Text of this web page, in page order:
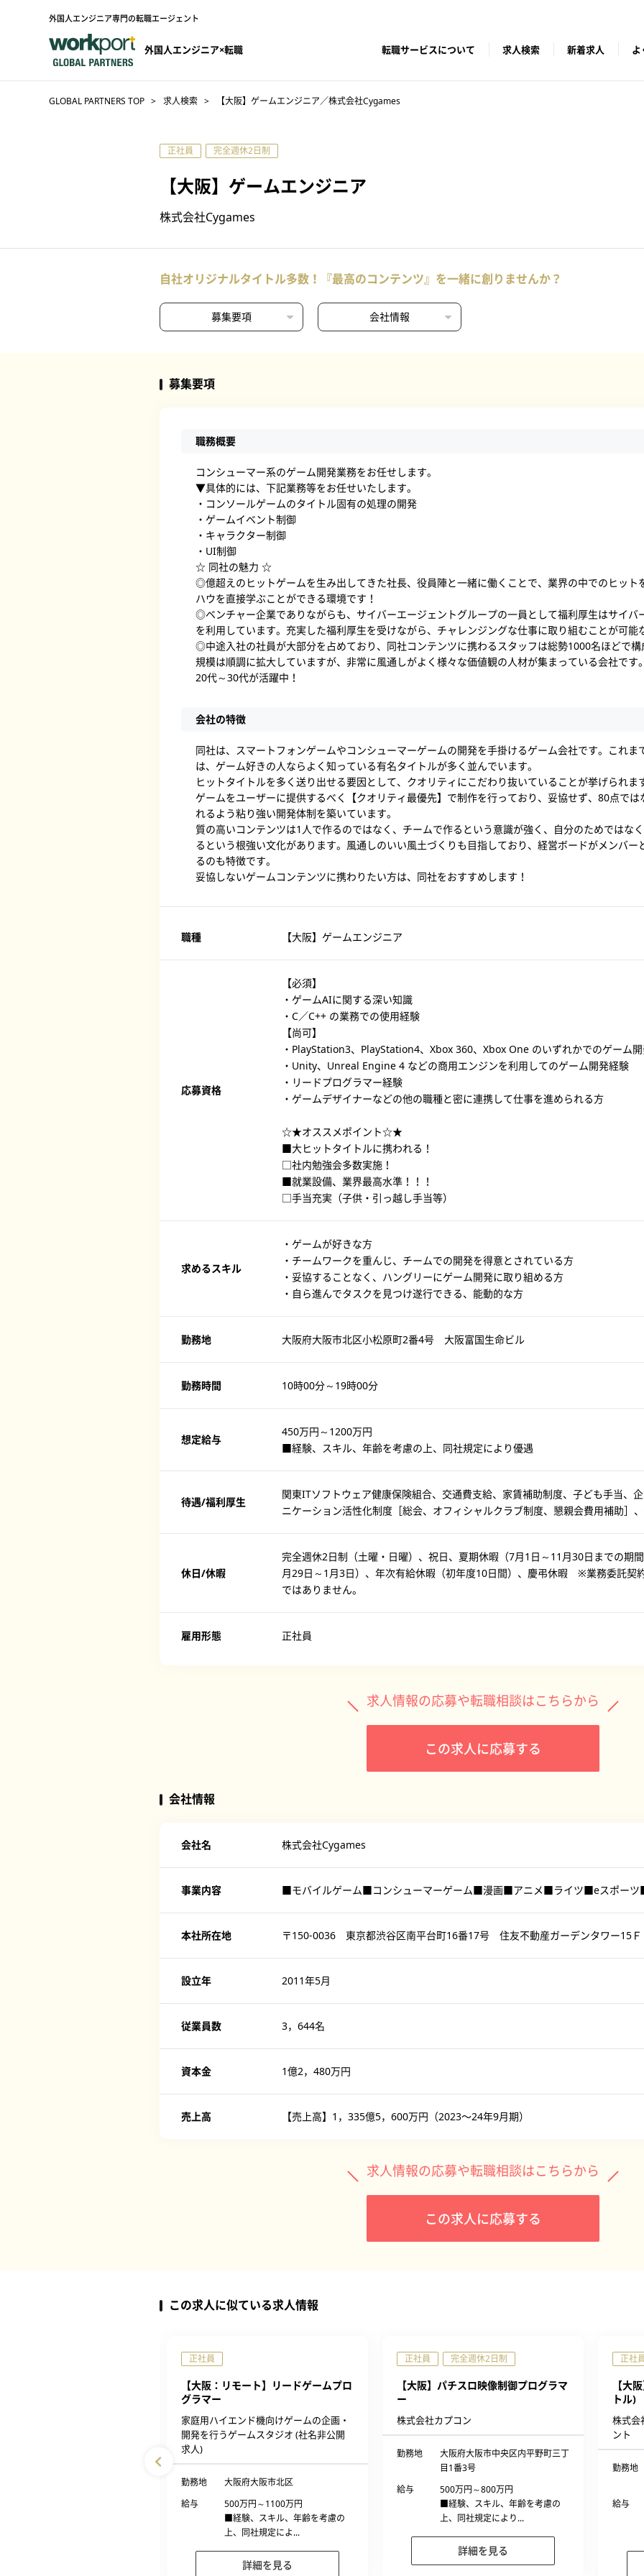
外国人エンジニア専門の転職エージェント
外国人エンジニア×転職 転職サービスについて 求人検索 新着求人 よ
GLOBAL PARTNERS TOP 求人検索 【大阪】ゲームエンジニア／株式会社Cygames
正社員 完全週休2日制
【大阪】ゲームエンジニア
株式会社Cygames
自社オリジナルタイトル多数！『最高のコンテンツ』を一緒に創りませんか？
募集要項 会社情報
募集要項
職務概要
コンシューマー系のゲーム開発業務をお任せします。
▼具体的には、下記業務等をお任せいたします。
・コンソールゲームのタイトル固有の処理の開発
・ゲームイベント制御
・キャラクター制御
・UI制御
☆ 同社の魅力 ☆
◎億超えのヒットゲームを生み出してきた社長、役員陣と一緒に働くことで、業界の中でのヒット
ハウを直接学ぶことができる環境です！
◎ベンチャー企業でありながらも、サイバーエージェントグループの一員として福利厚生はサイバ
を利用しています。充実した福利厚生を受けながら、チャレンジングな仕事に取り組むことが可能
◎中途入社の社員が大部分を占めており、同社コンテンツに携わるスタッフは総勢1000名ほどで構
規模は順調に拡大していますが、非常に風通しがよく様々な価値観の人材が集まっている会社です。
20代～30代が活躍中！
会社の特徴
同社は、スマートフォンゲームやコンシューマーゲームの開発を手掛けるゲーム会社です。これま
は、ゲーム好きの人ならよく知っている有名タイトルが多く並んでいます。
ヒットタイトルを多く送り出せる要因として、クオリティにこだわり抜いていることが挙げられま
ゲームをユーザーに提供するべく【クオリティ最優先】で制作を行っており、妥協せず、80点で
れるよう粘り強い開発体制を築いています。
質の高いコンテンツは1人で作るのではなく、チームで作るという意識が強く、自分のためではな
るという根強い文化があります。風通しのいい風土づくりも目指しており、経営ボードがメンバー
るのも特徴です。
妥協しないゲームコンテンツに携わりたい方は、同社をおすすめします！
職種 【大阪】ゲームエンジニア
応募資格
【必須】
・ゲームAIに関する深い知識
・C／C++ の業務での使用経験
【尚可】
・PlayStation3、PlayStation4、Xbox 360、Xbox One のいずれかでのゲーム
・Unity、Unreal Engine 4 などの商用エンジンを利用してのゲーム開発経験
・リードプログラマー経験
・ゲームデザイナーなどの他の職種と密に連携して仕事を進められる方
☆★オススメポイント☆★
■大ヒットタイトルに携われる！
□社内勉強会多数実施！
■就業設備、業界最高水準！！！
□手当充実（子供・引っ越し手当等）
求めるスキル
・ゲームが好きな方
・チームワークを重んじ、チームでの開発を得意とされている方
・妥協することなく、ハングリーにゲーム開発に取り組める方
・自ら進んでタスクを見つけ遂行できる、能動的な方
勤務地 大阪府大阪市北区小松原町2番4号 大阪富国生命ビル
勤務時間 10時00分～19時00分
想定給与
450万円～1200万円
■経験、スキル、年齢を考慮の上、同社規定により優遇
待遇/福利厚生
関東ITソフトウェア健康保険組合、交通費支給、家賃補助制度、子ども手当、
ニケーション活性化制度［総会、オフィシャルクラブ制度、懇親会費用補助］
休日/休暇
完全週休2日制（土曜・日曜）、祝日、夏期休暇（7月1日～11月30日までの期
月29日～1月3日）、年次有給休暇（初年度10日間）、慶弔休暇 ※業務委託契
ではありません。
雇用形態 正社員
求人情報の応募や転職相談はこちらから
この求人に応募する
会社情報
会社名 株式会社Cygames
事業内容 ■モバイルゲーム■コンシューマーゲーム■漫画■アニメ■ライツ■eスポー
本社所在地 〒150-0036 東京都渋谷区南平台町16番17号 住友不動産ガーデンタワー15Ｆ
設立年 2011年5月
従業員数 3，644名
資本金 1億2，480万円
売上高 【売上高】1，335億5，600万円（2023〜24年9月期）
求人情報の応募や転職相談はこちらから
この求人に応募する
この求人に似ている求人情報
正社員
【大阪：リモート】リードゲームプロ
グラマー
家庭用ハイエンド機向けゲームの企画・
開発を行うゲームスタジオ (社名非公開
求人)
勤務地
大阪府大阪市北区
給与
500万円～1100万円
■経験、スキル、年齢を考慮の
上、同社規定によ...
詳細を見る
正社員 完全週休2日制
【大阪】パチスロ映像制御プログラマ
ー
株式会社カプコン
勤務地
大阪府大阪市中央区内平野町三丁
目1番3号
給与
500万円～800万円
■経験、スキル、年齢を考慮の
上、同社規定により...
詳細を見る
正社
【大
トル)
株式会
ント
勤務地
給与